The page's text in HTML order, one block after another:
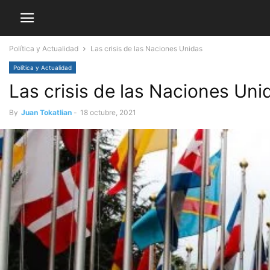
Política y Actualidad Las crisis de las Naciones Unidas
Política y Actualidad
Las crisis de las Naciones
By Juan Tokatlian - 18 octubre, 2021